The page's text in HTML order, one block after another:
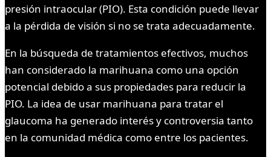
presión intraocular (PIO). Esta condición puede llevar
a la pérdida de visión si no se trata adecuadamente.
En la búsqueda de tratamientos efectivos, muchos
han considerado la marihuana como una opción
potencial debido a sus propiedades para reducir la
PIO. La idea de usar marihuana para tratar el
glaucoma ha generado interés y controversia tanto
en la comunidad médica como entre los pacientes.